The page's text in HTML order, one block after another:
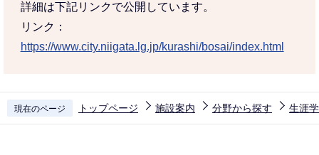
詳細は下記リンクで公開しています。
リンク：
https://www.city.niigata.lg.jp/kurashi/bosai/index.html
現在のページ トップページ 施設案内 分野から探す 生涯